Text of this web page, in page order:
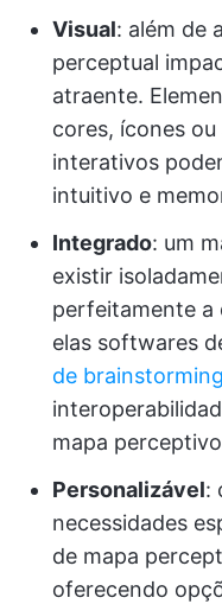
Visual: além de
perceptual
atraente.
cores, ícones
interativos
intuitivo e
Integrado: um
existir
perfeitamente a
elas softwares
de brainstorming
mapa
Personalizável:
necessidades
de mapa
oferecendo